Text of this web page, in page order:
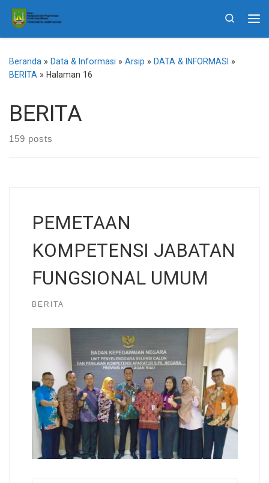
Skip to content
Search
Beranda » Data & Informasi » Arsip » DATA & INFORMASI »
BERITA » Halaman 16
BERITA
159 posts
PEMETAAN
KOMPETENSI JABATAN
FUNGSIONAL UMUM
BERITA